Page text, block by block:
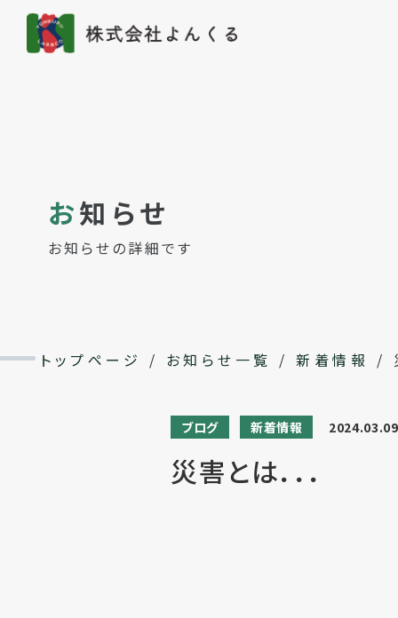
お知らせ
お知らせの詳細です
トップページ / お知らせ一覧 / 新着情報 /
ブログ 新着情報 2024.03.09
災害とは．．．